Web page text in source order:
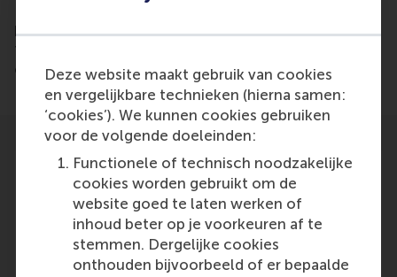
Deze website maakt gebruik van cookies
en vergelijkbare technieken (hierna samen:
‘cookies’). We kunnen cookies gebruiken
voor de volgende doeleinden:
Functionele of technisch noodzakelijke
cookies worden gebruikt om de
website goed te laten werken of
inhoud beter op je voorkeuren af te
stemmen. Dergelijke cookies
onthouden bijvoorbeeld of er bepaalde
Finn Wynstra has been re-appointed as endowed
professor of Purchasing and Supplier Management
for a period of four years by the Dutch Association
of Purchasing Management (NEVI).
Participants
Finn Wynstra